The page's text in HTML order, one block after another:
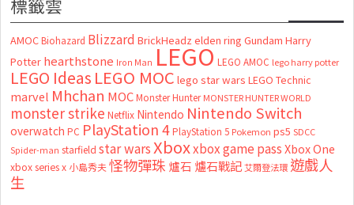
AMOC Biohazard Blizzard BrickHeadz elden ring Gundam Harry
Potter hearthstone Iron Man LEGO LEGO AMOC lego harry potter
LEGO Ideas LEGO MOC lego star wars LEGO Technic
marvel Mhchan MOC Monster Hunter MONSTER HUNTER WORLD
monster strike Netflix Nintendo Nintendo Switch
overwatch PC PlayStation 4 PlayStation 5 Pokemon ps5 SDCC
Spider-man starfield star warsXboxxbox game passXbox One
xbox series x 小島秀夫怪物彈珠 爐石 爐石戰記艾爾登法環 遊戲人
生